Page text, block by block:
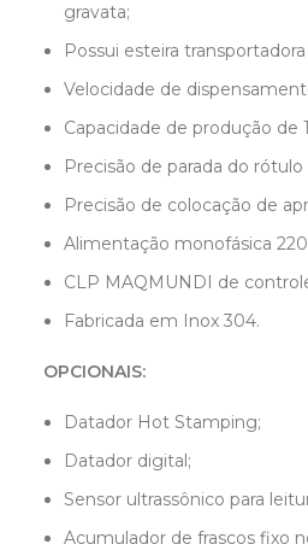
gravata;
Possui esteira
Velocidade de
Capacidade de produção de
Precisão de parada do
Precisão de colocação de
Alimentação monofásica
CLP MAQMUNDI de
Fabricada em Inox 304.
OPCIONAIS:
Datador Hot Stamping;
Datador digital;
Sensor ultrassônico para
Acumulador de frascos fixo